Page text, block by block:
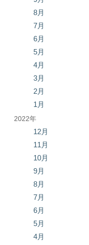
8月
7月
6月
5月
4月
3月
2月
1月
2022年
12月
11月
10月
9月
8月
7月
6月
5月
4月